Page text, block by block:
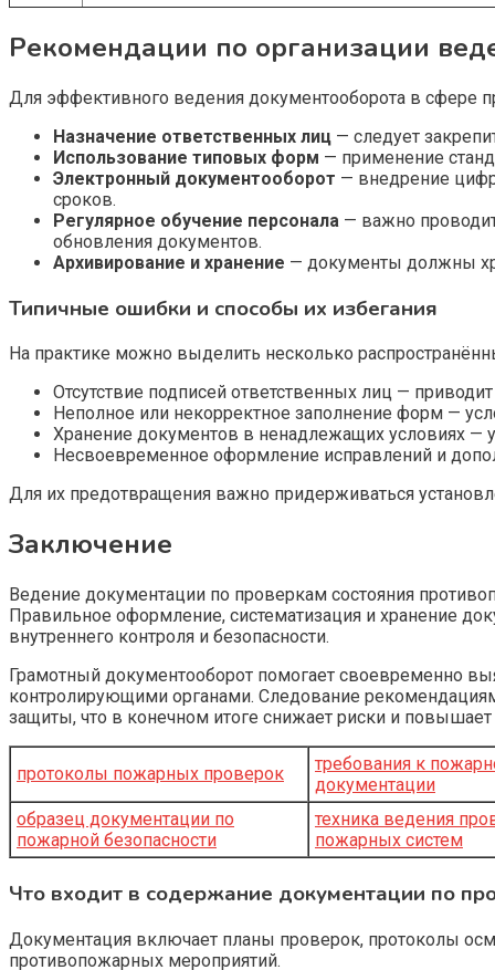
Рекомендации по организации
Для эффективного ведения документооборота в сфере
Назначение ответственных лиц — следует
Использование типовых форм — применение
Электронный документооборот — внедрение
сроков.
Регулярное обучение персонала — важно
обновления документов.
Архивирование и хранение — документы должны
Типичные ошибки и способы их избегания
На практике можно выделить несколько
Отсутствие подписей ответственных лиц —
Неполное или некорректное заполнение форм —
Хранение документов в ненадлежащих условиях —
Несвоевременное оформление исправлений и
Для их предотвращения важно придерживаться
Заключение
Ведение документации по проверкам состояния
Правильное оформление, систематизация и хранение
внутреннего контроля и безопасности.
Грамотный документооборот помогает своевременно
контролирующими органами. Следование
защиты, что в конечном итоге снижает риски и
протоколы пожарных проверок
требования к
документации
образец документации по
пожарной безопасности
техника ведения
пожарных систем
Что входит в содержание документации по
Документация включает планы проверок, протоколы
противопожарных мероприятий.